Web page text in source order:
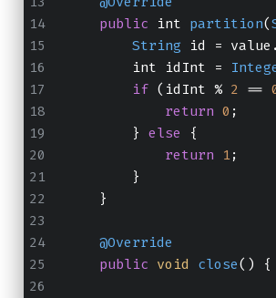
public int partition(
String id = value.
        int idInt =
if (idInt % 2 ==
return 0 ;
        }
else {
return 1;
        }
    }
@Override
public void close( ) {